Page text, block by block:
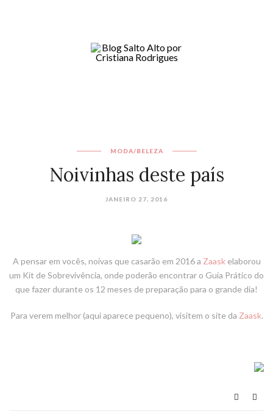
MODA/BELEZA
Noivinhas deste país
JANEIRO 27, 2016
A pensar em vocês, noivas que casarão em 2016 a Zaaskelaborou
um Kit de Sobrevivência, onde poderão encontrar o Guia Prático do
que fazer durante os 12 meses de preparação para o grande dia!
Para verem melhor (aqui aparece pequeno), visitem o site da Zaask.